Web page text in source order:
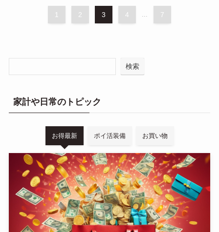
1 2 3 4 ... 7
検索
家計や日常のトピック
お得最新 ポイ活装備 お買い物